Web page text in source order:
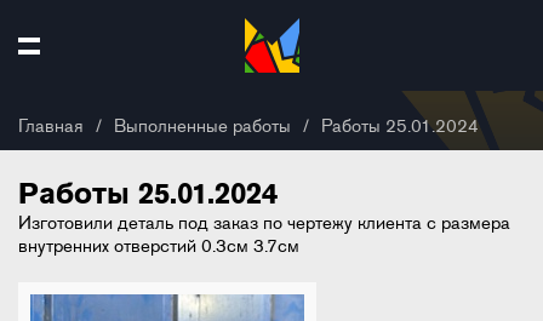
Главная / Выполненные работы / Работы 25.01.2024
Работы 25.01.2024
Изготовили деталь под заказ по чертежу клиента с размера
внутренних отверстий 0.3см 3.7см